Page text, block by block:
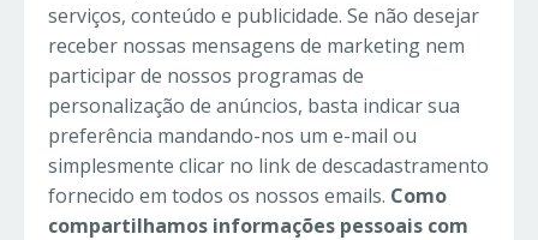
serviços, conteúdo e publicidade. Se não desejar
receber nossas mensagens de marketing nem
participar de nossos programas de
personalização de anúncios, basta indicar sua
preferência mandando-nos um e-mail ou
simplesmente clicar no link de descadastramento
fornecido em todos os nossos emails. Como
compartilhamos informações pessoais com